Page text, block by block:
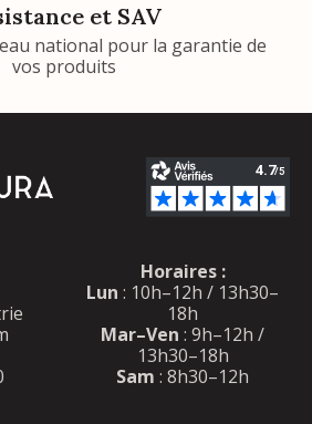
et SAV
national pour la garantie de
vos produits
Horaires :
Lun : 10h–12h / 13h30–
18h
Mar–Ven : 9h–12h /
13h30–18h
Sam : 8h30–12h